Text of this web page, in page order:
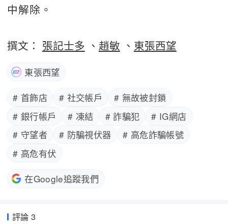
中解除。
撰文： 張記士多 、 趙敏 、 東張西望
東張西望
# 首飾店 # 社交帳戶
# 無故被封鎖
# 銀行帳戶
# 凍結 # 詐騙犯
# IG網店
# 守望者
# 防騙視伏器
# 高危詐騙帳號
# 高危有伏
在Google追蹤我們
評論 3